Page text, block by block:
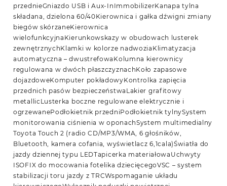
przednieGniazdo USB i Aux-InImmobilizerKanapa tylna
składana, dzielona 60/40Kierownica i gałka dźwigni zmiany
biegów skórzaneKierownica
wielofunkcyjnaKierunkowskazy w obudowach lusterek
zewnętrznychKlamki w kolorze nadwoziaKlimatyzacja
automatyczna – dwustrefowaKolumna kierownicy
regulowana w dwóch płaszczyznachKoło zapasowe
dojazdoweKomputer pokładowyKontrolka zapięcia
przednich pasów bezpieczeństwaLakier grafitowy
metallicLusterka boczne regulowane elektrycznie i
ogrzewanePodłokietnik przedniPodłokietnik tylnySystem
monitorowania ciśnienia w oponachSystem multimedialny
Toyota Touch 2 (radio CD/MP3/WMA, 6 głośników,
Bluetooth, kamera cofania, wyświetlacz 6,1cala)Światła do
jazdy dziennej typu LEDTapicerka materiałowaUchwyty
ISOFIX do mocowania fotelika dziecięcegoVSC – system
stabilizacji toru jazdy z TRCWspomaganie układu